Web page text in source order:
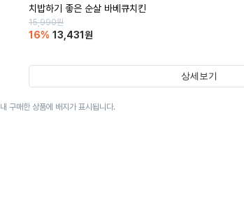
치밥하기 좋은 순살 바베큐치킨
15,990원
16% 13,431 원
상세보기
구매한 상품에 배지가 표시됩니다.